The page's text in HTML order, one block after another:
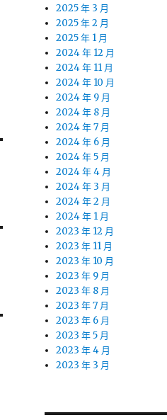
2025 年 3 月
2025 年 2 月
2025 年 1 月
2024 年 12 月
2024 年 11 月
2024 年 10 月
2024 年 9 月
2024 年 8 月
2024 年 7 月
2024 年 6 月
2024 年 5 月
2024 年 4 月
2024 年 3 月
2024 年 2 月
2024 年 1 月
2023 年 12 月
2023 年 11 月
2023 年 10 月
2023 年 9 月
2023 年 8 月
2023 年 7 月
2023 年 6 月
2023 年 5 月
2023 年 4 月
2023 年 3 月